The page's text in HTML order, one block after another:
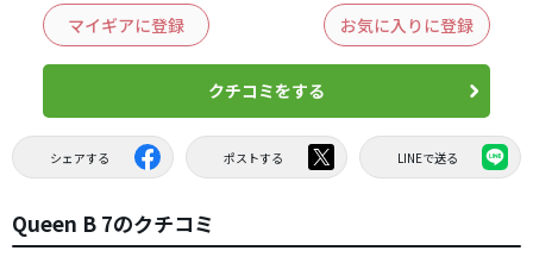
マイギアに登録 お気に入りに登録
クチコミをする
シェアする ポストする LINEで送る
Queen B 7のクチコミ